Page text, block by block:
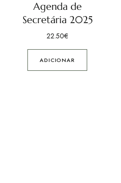
Agenda de
Secretária 2025
22.50€
ADICIONAR